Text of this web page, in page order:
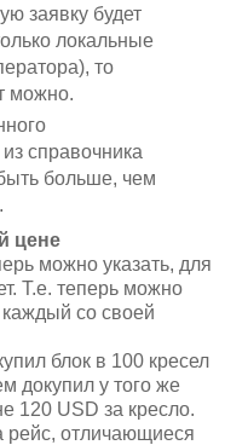
заявку будет
локальные
то
можно.
справочника
больше, чем
цене
можно указать, для
Т.е. теперь можно
каждый со своей
блок в 100 кресел
докупил у того же
120 USD за кресло.
рейс, отличающиеся